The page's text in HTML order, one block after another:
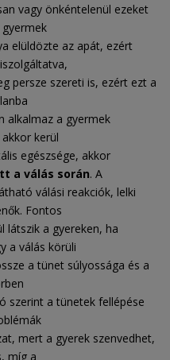
vagy önkéntelenül ezeket
gyermek
elüldözte az apát, ezért
persze szereti is, ezért ezt a
alkalmaz a gyermek
akkor kerül
egészsége, akkor
a válás során. A
válási reakciók, lelki
Fontos
látszik a gyereken, ha
a válás körüli
a tünet súlyossága és a
szerint a tünetek fellépése
mert a gyerek szenvedhet,
míg a